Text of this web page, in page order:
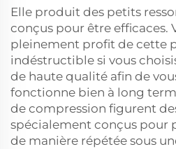
Elle produit des petits
conçus pour être efficaces.
pleinement profit de cette
indéstructible si vous
de haute qualité afin de
fonctionne bien à long
de compression figurent
spécialement conçus pour
de manière répétée sous